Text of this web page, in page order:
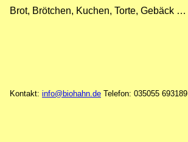
Brot, Brötchen, Kuchen, Torte, Gebäck …
Kontakt: info@biohahn.de Telefon: 035055 693189